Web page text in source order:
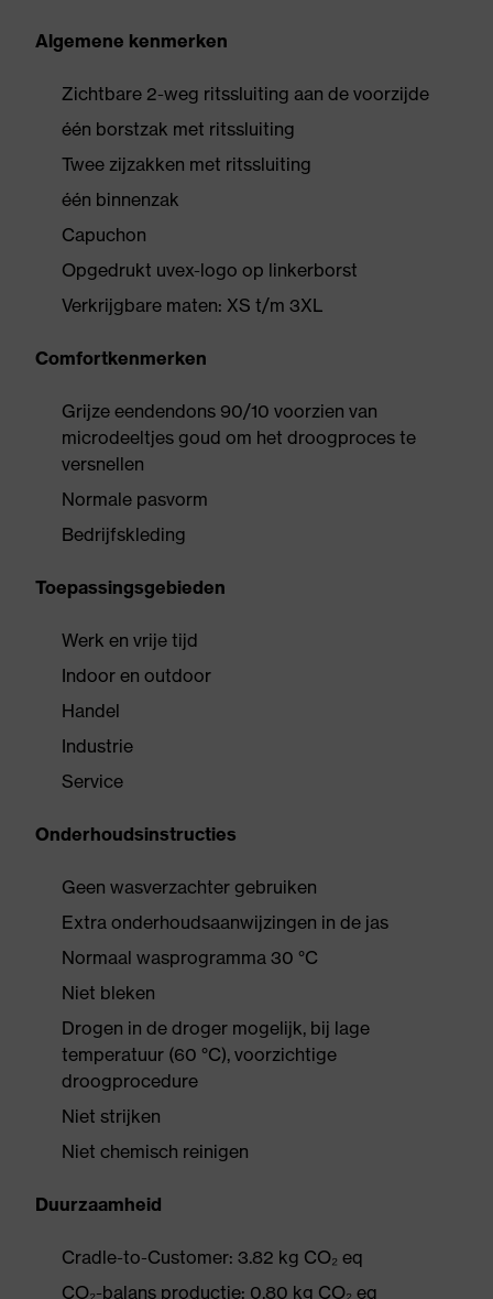
Algemene kenmerken
Zichtbare 2-weg ritssluiting aan de voorzijde
één borstzak met ritssluiting
Twee zijzakken met ritssluiting
één binnenzak
Capuchon
Opgedrukt uvex-logo op linkerborst
Verkrijgbare maten: XS t/m 3XL
Comfortkenmerken
Grijze eendendons 90/10 voorzien van
microdeeltjes goud om het droogproces te
versnellen
Normale pasvorm
Bedrijfskleding
Toepassingsgebieden
Werk en vrije tijd
Indoor en outdoor
Handel
Industrie
Service
Onderhoudsinstructies
Geen wasverzachter gebruiken
Extra onderhoudsaanwijzingen in de jas
Normaal wasprogramma 30 °C
Niet bleken
Drogen in de droger mogelijk, bij lage
temperatuur (60 °C), voorzichtige
droogprocedure
Niet strijken
Niet chemisch reinigen
Duurzaamheid
Cradle-to-Customer: 3.82 kg CO₂ eq
CO₂-balans productie: 0.80 kg CO₂ eq